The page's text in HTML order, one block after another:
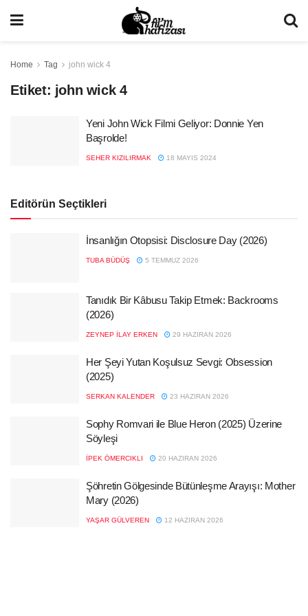
Home Tag john wick 4
Etiket: john wick 4
Yeni John Wick Filmi Geliyor: Donnie Yen
Başrolde!
SEHER KIZILIRMAK 18 MAYIS 2024
Editörün Seçtikleri
İnsanlığın Otopsisi: Disclosure Day (2026)
TUBA BÜDÜŞ 5 TEMMUZ 2026
Tanıdık Bir Kâbusu Takip Etmek: Backrooms
(2026)
ZEYNEP İLAY ERKEN 29 HAZIRAN 2026
Her Şeyi Yutan Koşulsuz Sevgi: Obsession
(2025)
SERKAN KALENDER 23 HAZIRAN 2026
Sophy Romvari ile Blue Heron (2025) Üzerine
Söyleşi
İPEK ÖMERCIKLI 20 HAZIRAN 2026
Şöhretin Gölgesinde Bütünleşme Arayışı: Mother
Mary (2026)
YAŞAR GÜLVEREN 12 HAZIRAN 2026